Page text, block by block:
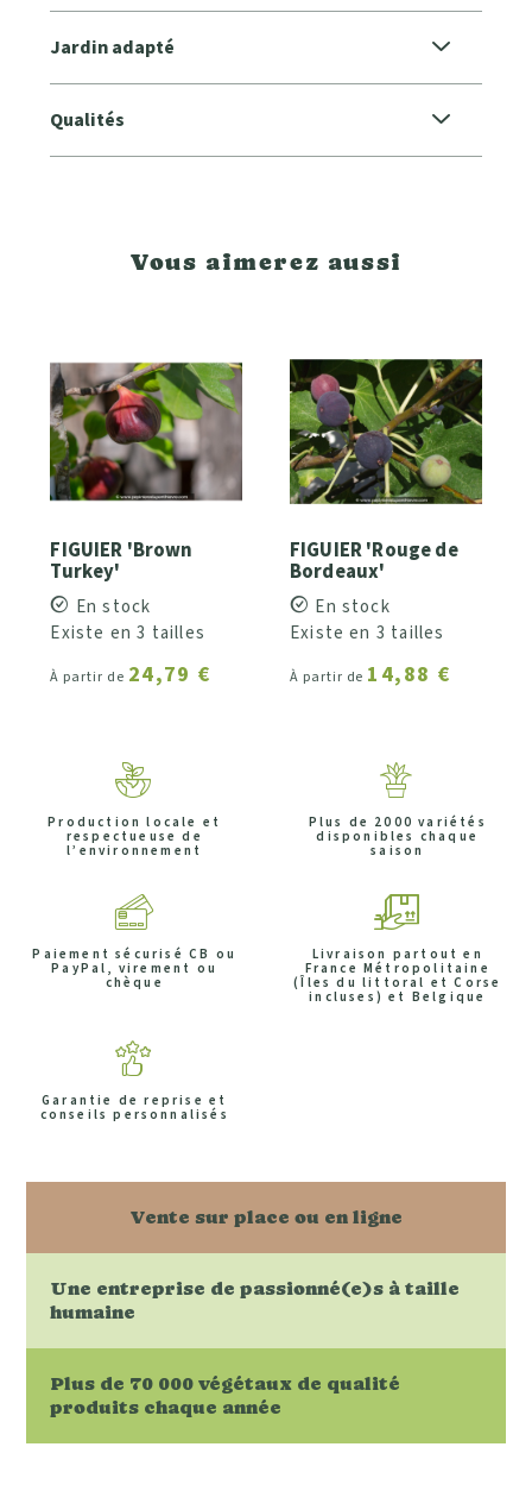
Jardin adapté
Qualités
Vous aimerez aussi
FIGUIER 'Brown
Turkey'
En stock
Existe en 3 tailles
À partir de 24,79 €
FIGUIER 'Rouge de
Bordeaux'
En stock
Existe en 3 tailles
À partir de 14,88 €
Production locale et
respectueuse de
l’environnement
Plus de 2000 variétés
disponibles chaque
saison
Paiement sécurisé CB ou
PayPal, virement ou
chèque
Livraison partout en
France Métropolitaine
(Îles du littoral et Corse
incluses) et Belgique
Garantie de reprise et
conseils personnalisés
Vente sur place ou en ligne
Une entreprise de passionné(e)s à taille
humaine
Plus de 70 000 végétaux de qualité
produits chaque année